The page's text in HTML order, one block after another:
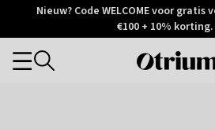
Otrium
Trustpilot
Nieuw? Code WELCOME voor gratis
€100 + 10% korting.
Otrium
Categories